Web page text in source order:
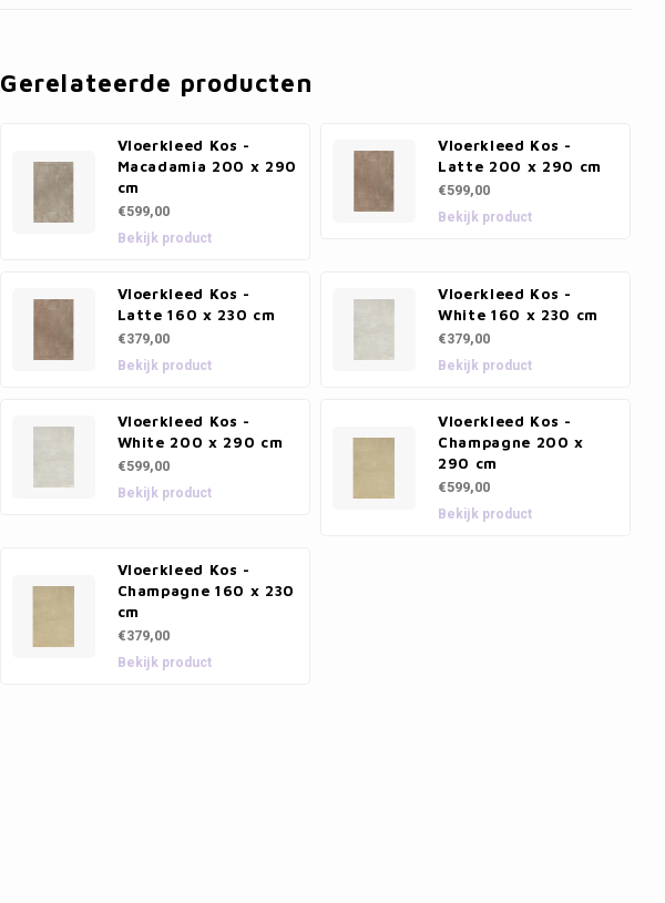
Gerelateerde producten
Vloerkleed Kos -
Macadamia 200 x 290
cm
€599,00
Bekijk product
Vloerkleed Kos -
Latte 200 x 290 cm
€599,00
Bekijk product
Vloerkleed Kos -
Latte 160 x 230 cm
€379,00
Bekijk product
Vloerkleed Kos -
White 160 x 230 cm
€379,00
Bekijk product
Vloerkleed Kos -
White 200 x 290 cm
€599,00
Bekijk product
Vloerkleed Kos -
Champagne 200 x
290 cm
€599,00
Bekijk product
Vloerkleed Kos -
Champagne 160 x 230
cm
€379,00
Bekijk product